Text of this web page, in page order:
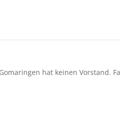
hat keinen Vorstand.